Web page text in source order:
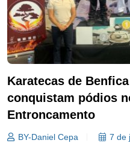
Karatecas de
conquistam pódios
Entroncamento
BY-Daniel Cepa 7 de